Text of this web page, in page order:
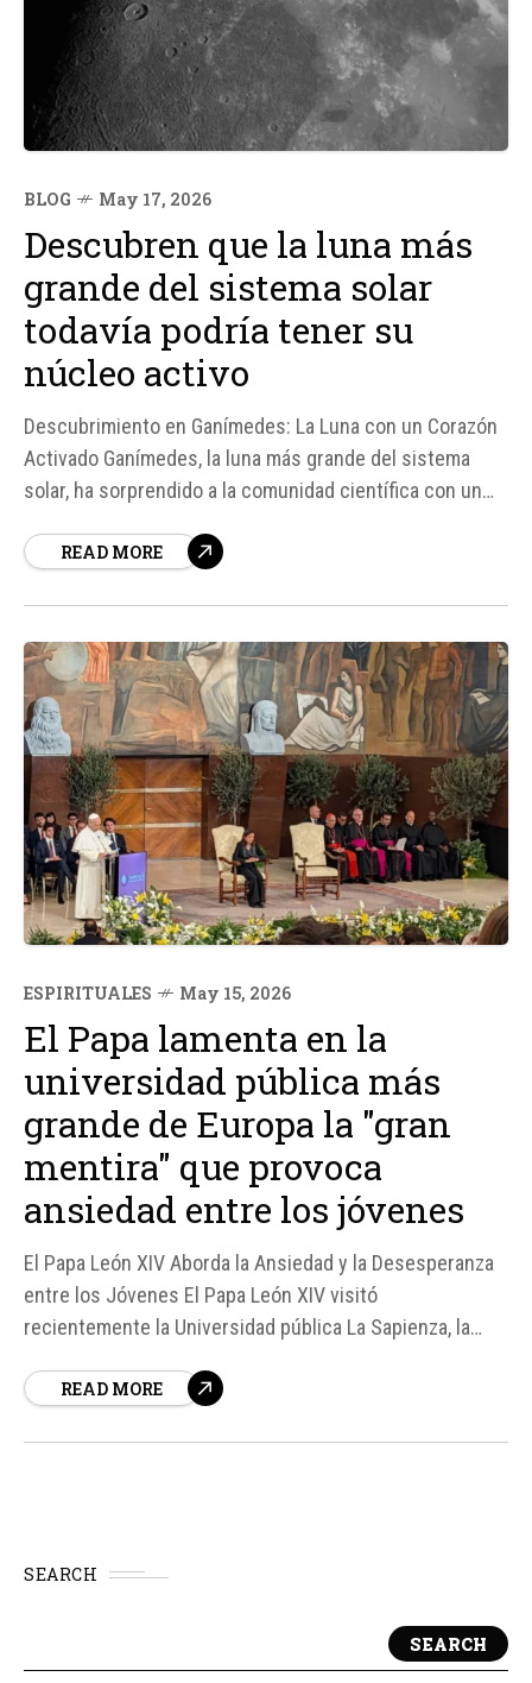
BLOG May 17, 2026
Descubren que la luna más
grande del sistema solar
todavía podría tener su
núcleo activo
Descubrimiento en Ganímedes: La Luna con un Corazón
Activado Ganímedes, la luna más grande del sistema
solar, ha sorprendido a la comunidad científica con un
comprensión sobre su formación y evolución. Según un
READ MORE
ESPIRITUALES May 15, 2026
El Papa lamenta en la
universidad pública más
grande de Europa la "gran
mentira" que provoca
ansiedad entre los jóvenes
El Papa León XIV Aborda la Ansiedad y la Desesperanza
entre los Jóvenes El Papa León XIV visitó
recientemente la Universidad pública La Sapienza, la
provoca trastornos de ansiedad y depresión entre los
READ MORE
SEARCH
SEARCH